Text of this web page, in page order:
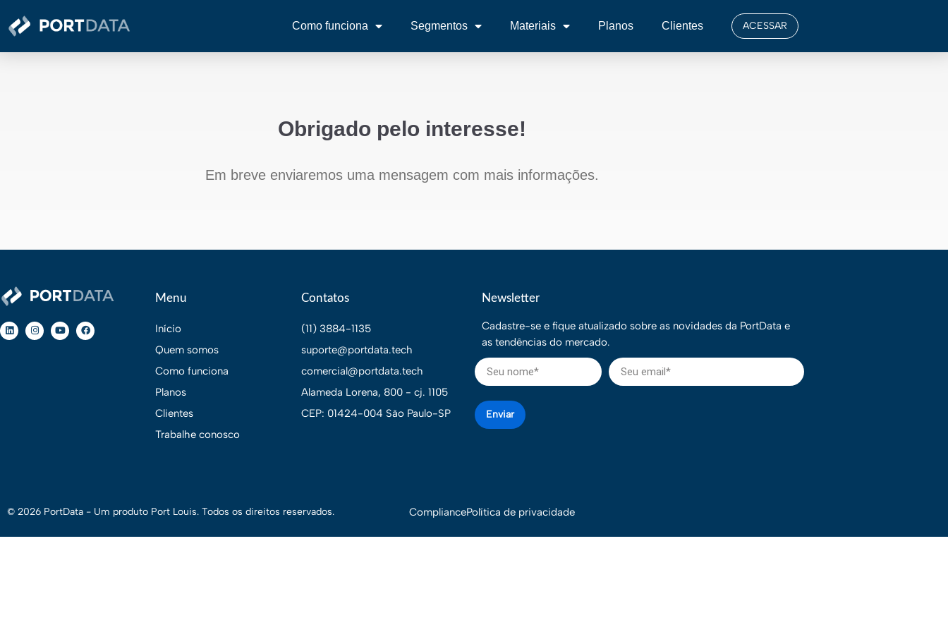
Como funciona Segmentos Materiais Planos Clientes ACESSAR
Obrigado pelo interesse!
Em breve enviaremos uma mensagem com mais informações.
Menu
Início
Quem somos
Como funciona
Planos
Clientes
Trabalhe conosco
Contatos
(11) 3884-1135
suporte@portdata.tech
comercial@portdata.tech
Alameda Lorena, 800 - cj. 1105
CEP: 01424-004 São Paulo-SP
Newsletter
Cadastre-se e fique atualizado sobre as novidades da PortData e
as tendências do mercado.
Enviar
© 2026 PortData - Um produto Port Louis. Todos os direitos reservados. CompliancePolítica de privacidade